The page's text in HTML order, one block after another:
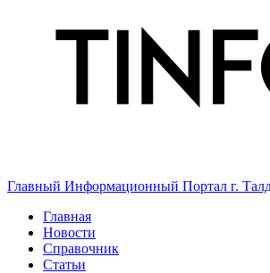
Главный Информационный Портал г.
Главная
Новости
Справочник
Статьи